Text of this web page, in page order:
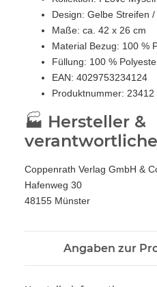
Design: Gelbe Streifen /
Maße: ca. 42 x 26 cm
Material Bezug: 100 %
Füllung: 100 %
EAN: 4029753234124
Produktnummer: 23412
🏭 Hersteller &
Coppenrath Verlag GmbH &
Hafenweg 30
48155 Münster
Angaben zur